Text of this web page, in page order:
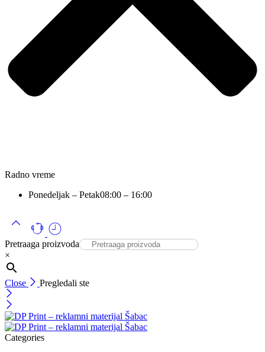
Radno vreme
Ponedeljak – Petak08:00 – 16:00
Pretraaga proizvoda
×
Close Pregledali ste
Categories